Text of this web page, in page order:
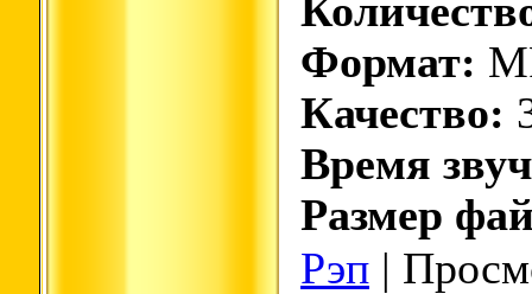
Формат:
Качество:
Время
Размер
Рэп |